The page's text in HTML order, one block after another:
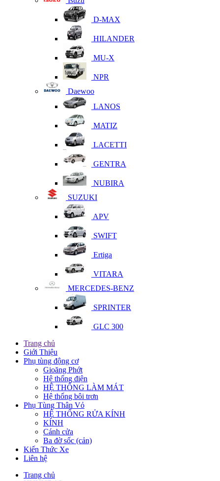
D-MAX
HILANDER
MU-X
NPR
Daewoo
LANOS
MATIZ
LACETTI
GENTRA
NUBIRA
SUZUKI
APV
SWIFT
Ertiga
VITARA
MERCEDES-BENZ
SPRINTER
GLC 300
Trang chủ
Giới Thiệu
Phụ tùng động cơ
Gioăng Phớt
Hệ thống điện
HỆ THỐNG LÀM MÁT
Hệ thống bôi trơn
Phụ Tùng Thân Vỏ
HỆ THỐNG RỬA KÍNH
KÍNH
Cánh cửa
Ba đờ sốc (cản)
Kiến Thức Xe
Liên hệ
Trang chủ